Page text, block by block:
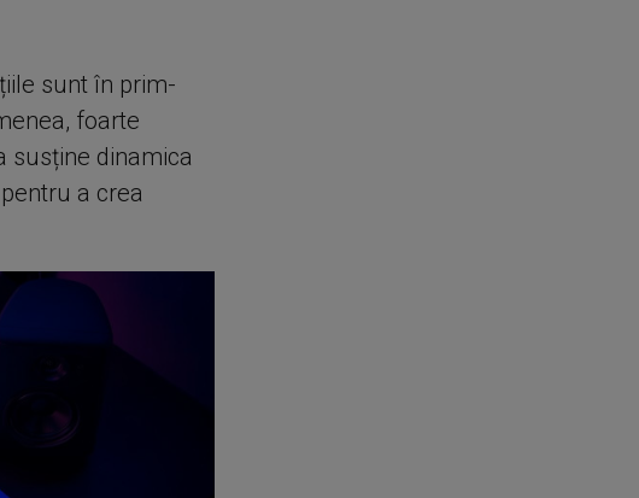
sunt în prim-
foarte
susține dinamica
a crea